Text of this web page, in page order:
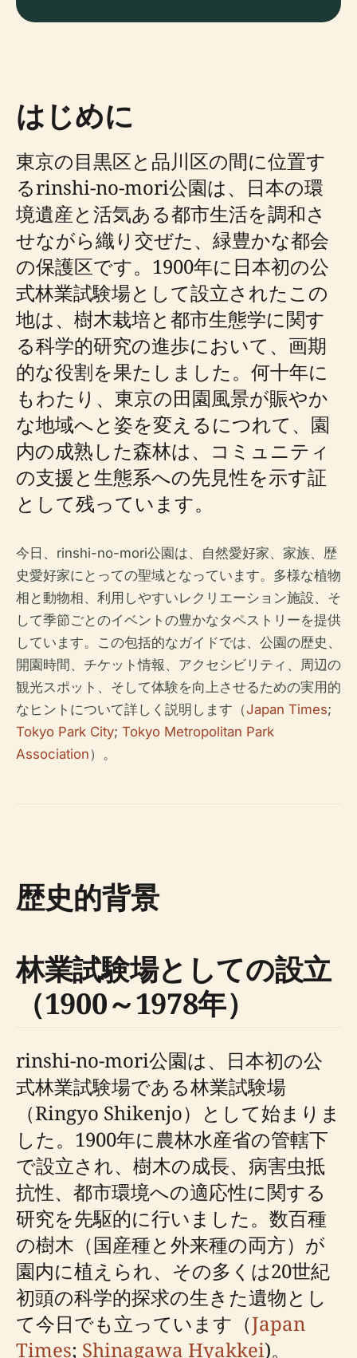
はじめに
東京の目黒区と品川区の間に位置す
るrinshi-no-mori公園は、日本の環
境遺産と活気ある都市生活を調和さ
せながら織り交ぜた、緑豊かな都会
の保護区です。1900年に日本初の公
式林業試験場として設立されたこの
地は、樹木栽培と都市生態学に関す
る科学的研究の進歩において、画期
的な役割を果たしました。何十年に
もわたり、東京の田園風景が賑やか
な地域へと姿を変えるにつれて、園
内の成熟した森林は、コミュニティ
の支援と生態系への先見性を示す証
として残っています。
今日、rinshi-no-mori公園は、自然愛好家、家族、歴
史愛好家にとっての聖域となっています。多様な植物
相と動物相、利用しやすいレクリエーション施設、そ
して季節ごとのイベントの豊かなタペストリーを提供
しています。この包括的なガイドでは、公園の歴史、
開園時間、チケット情報、アクセシビリティ、周辺の
観光スポット、そして体験を向上させるための実用的
なヒントについて詳しく説明します（Japan Times;
Tokyo Park City; Tokyo Metropolitan Park
Association）。
歴史的背景
林業試験場としての設立
（1900～1978年）
rinshi-no-mori公園は、日本初の公
式林業試験場である林業試験場
（Ringyo Shikenjo）として始まりま
した。1900年に農林水産省の管轄下
で設立され、樹木の成長、病害虫抵
抗性、都市環境への適応性に関する
研究を先駆的に行いました。数百種
の樹木（国産種と外来種の両方）が
園内に植えられ、その多くは20世紀
初頭の科学的探求の生きた遺物とし
て今日でも立っています（Japan
Times; Shinagawa Hyakkei)。